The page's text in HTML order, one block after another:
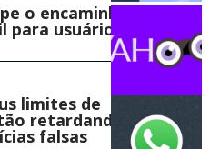
o encaminhamento
usuários
limites de
retardando a
falsas